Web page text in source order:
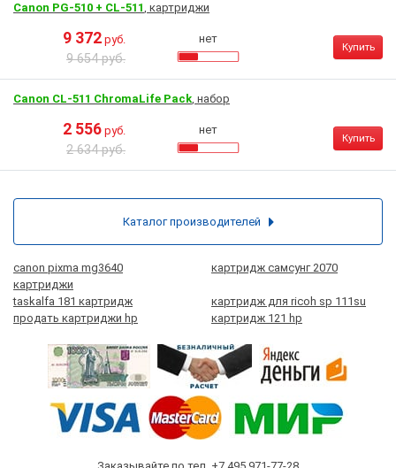
Canon PG-510 + CL-511, картриджи
9 372 руб.
9 654 руб.
нет
Купить
Canon CL-511 ChromaLife Pack, набор
2 556 руб.
2 634 руб.
нет
Купить
canon pixma mg3640
картриджи
картридж самсунг 2070
taskalfa 181 картридж
картридж для ricoh sp 111su
продать картриджи hp
картридж 121 hp